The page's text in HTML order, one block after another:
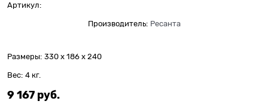
Артикул:
Производитель: Ресанта
Размеры: 330 x 186 x 240
Вес: 4 кг.
9 167 руб.